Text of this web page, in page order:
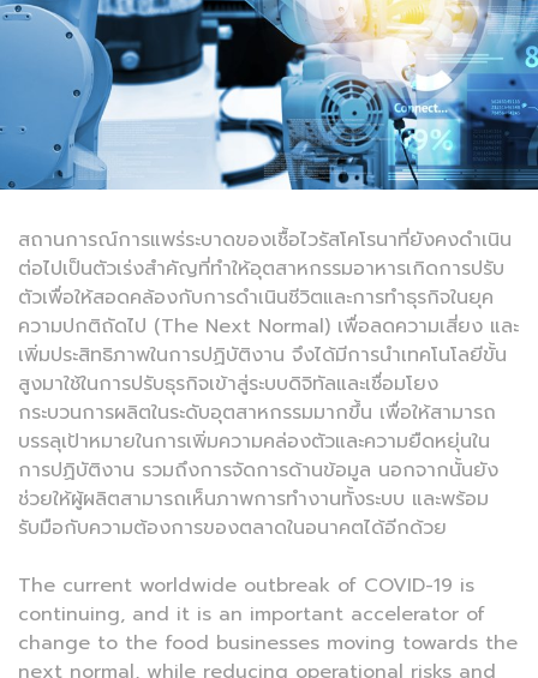
สถานการณ์การแพร่ระบาดของเชื้อไวรัสโคโรนาที่ยังคงดำเนิน
ต่อไปเป็นตัวเร่งสำคัญที่ทำให้อุตสาหกรรมอาหารเกิดการปรับ
ตัวเพื่อให้สอดคล้องกับการดำเนินชีวิตและการทำธุรกิจในยุค
ความปกติถัดไป (The Next Normal) เพื่อลดความเสี่ยง และ
เพิ่มประสิทธิภาพในการปฏิบัติงาน จึงได้มีการนำเทคโนโลยีขั้น
สูงมาใช้ในการปรับธุรกิจเข้าสู่ระบบดิจิทัลและเชื่อมโยง
กระบวนการผลิตในระดับอุตสาหกรรมมากขึ้น เพื่อให้สามารถ
บรรลุเป้าหมายในการเพิ่มความคล่องตัวและความยืดหยุ่นใน
การปฏิบัติงาน รวมถึงการจัดการด้านข้อมูล นอกจากนั้นยัง
ช่วยให้ผู้ผลิตสามารถเห็นภาพการทำงานทั้งระบบ และพร้อม
รับมือกับความต้องการของตลาดในอนาคตได้อีกด้วย
The current worldwide outbreak of COVID-19 is
continuing, and it is an important accelerator of
change to the food businesses moving towards the